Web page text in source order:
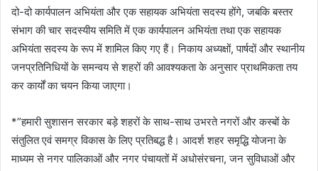
दो-दो कार्यपालन अभियंता और एक सहायक अभियंता सदस्य होंगे, जबकि बस्तर
संभाग की चार सदस्यीय समिति में एक कार्यपालन अभियंता तथा एक सहायक
अभियंता सदस्य के रूप में शामिल किए गए हैं। निकाय अध्यक्षों, पार्षदों और स्थानीय
जनप्रतिनिधियों के समन्वय से शहरों की आवश्यकता के अनुसार प्राथमिकता तय
कर कार्यों का चयन किया जाएगा।
*”हमारी सुशासन सरकार बड़े शहरों के साथ-साथ उभरते नगरों और कस्बों के
संतुलित एवं समग्र विकास के लिए प्रतिबद्ध है। आदर्श शहर समृद्धि योजना के
माध्यम से नगर पालिकाओं और नगर पंचायतों में अधोसंरचना, जन सुविधाओं और